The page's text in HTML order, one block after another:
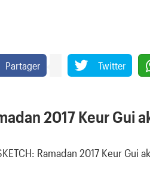
Partager Twitter
2017 Keur Gui
Ramadan 2017 Keur Gui